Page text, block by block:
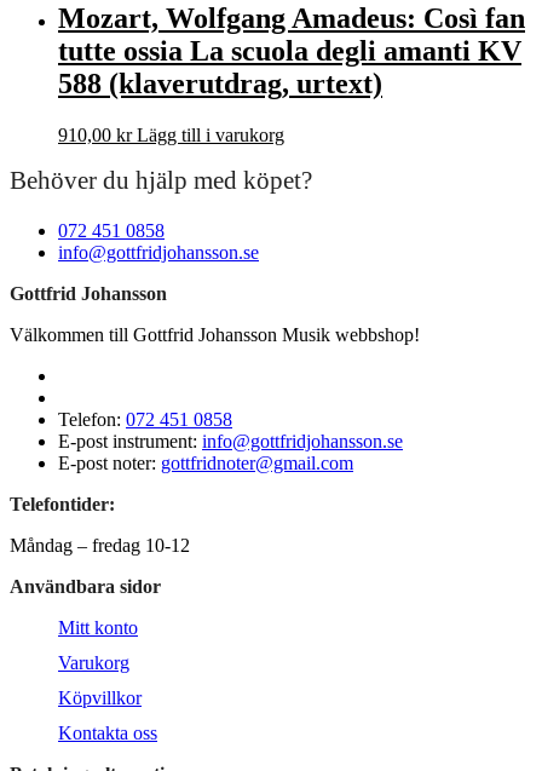
Mozart, Wolfgang Amadeus: Così fan
tutte ossia La scuola degli amanti KV
588 (klaverutdrag, urtext)
910,00 kr Lägg till i varukorg
Behöver du hjälp med köpet?
072 451 0858
info@gottfridjohansson.se
Gottfrid Johansson
Välkommen till Gottfrid Johansson Musik webbshop!
Telefon: 072 451 0858
E-post instrument: info@gottfridjohansson.se
E-post noter: gottfridnoter@gmail.com
Telefontider:
Måndag – fredag 10-12
Användbara sidor
Mitt konto
Varukorg
Köpvillkor
Kontakta oss